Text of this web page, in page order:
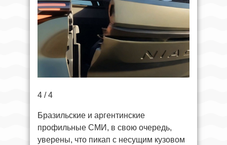
4 / 4
Бразильские и аргентинские
профильные СМИ, в свою очередь,
уверены, что пикап с несущим кузовом